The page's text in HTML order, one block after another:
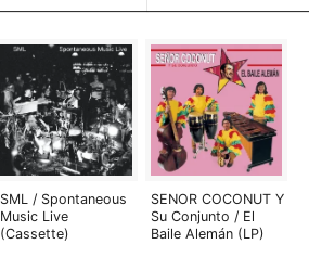
SML / Spontaneous
Music Live
(Cassette)
SENOR COCONUT Y
Su Conjunto / El
Baile Alemán (LP)